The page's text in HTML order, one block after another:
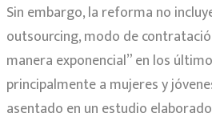
Sin embargo, la reforma no
outsourcing, modo de
manera exponencial” en los
principalmente a mujeres y